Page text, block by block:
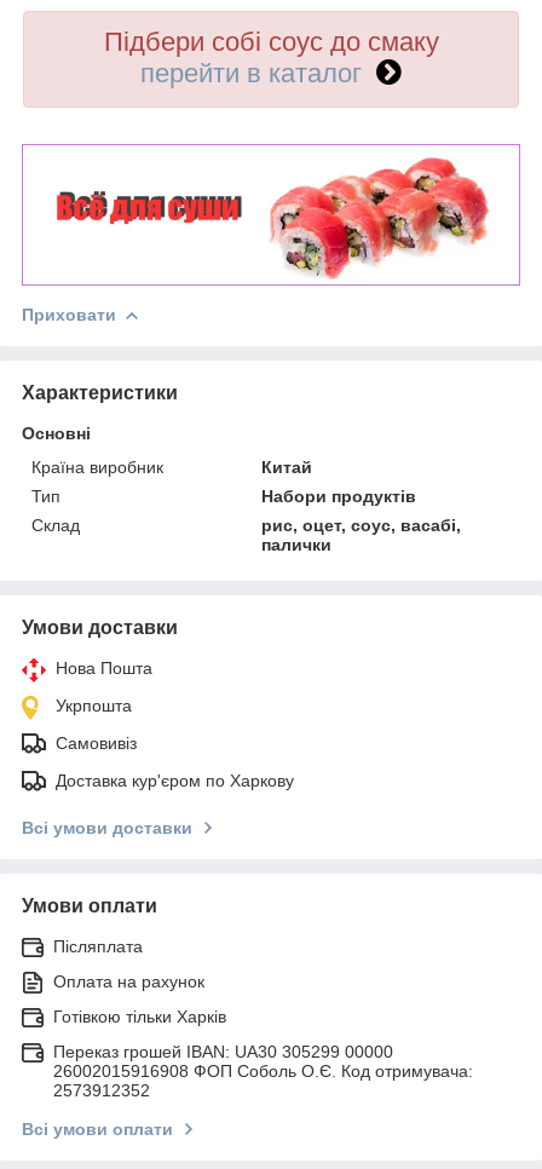
Підбери собі соус до смаку
перейти в каталог
Приховати
Характеристики
Основні
Країна виробник
Китай
Тип
Набори продуктів
Склад
рис, оцет, соус, васабі,
палички
Умови доставки
Нова Пошта
Укрпошта
Самовивіз
Доставка кур'єром по Харкову
Всі умови доставки
Умови оплати
Післяплата
Оплата на рахунок
Готівкою тільки Харків
Переказ грошей IBAN: UA30 305299 00000
26002015916908 ФОП Соболь О.Є. Код отримувача:
2573912352
Всі умови оплати